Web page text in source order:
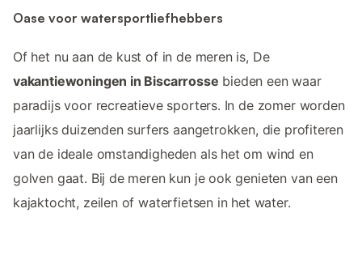
Oase voor watersportliefhebbers
Of het nu aan de kust of in de meren is, De
vakantiewoningen in Biscarrosse bieden een waar
paradijs voor recreatieve sporters. In de zomer worden
jaarlijks duizenden surfers aangetrokken, die profiteren
van de ideale omstandigheden als het om wind en
golven gaat. Bij de meren kun je ook genieten van een
kajaktocht, zeilen of waterfietsen in het water.